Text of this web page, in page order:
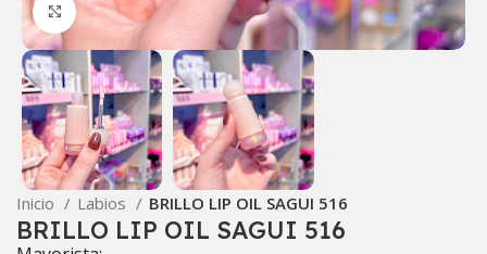
Click to enlarge
Inicio Labios BRILLO LIP OIL SAGUI 516
BRILLO LIP OIL SAGUI 516